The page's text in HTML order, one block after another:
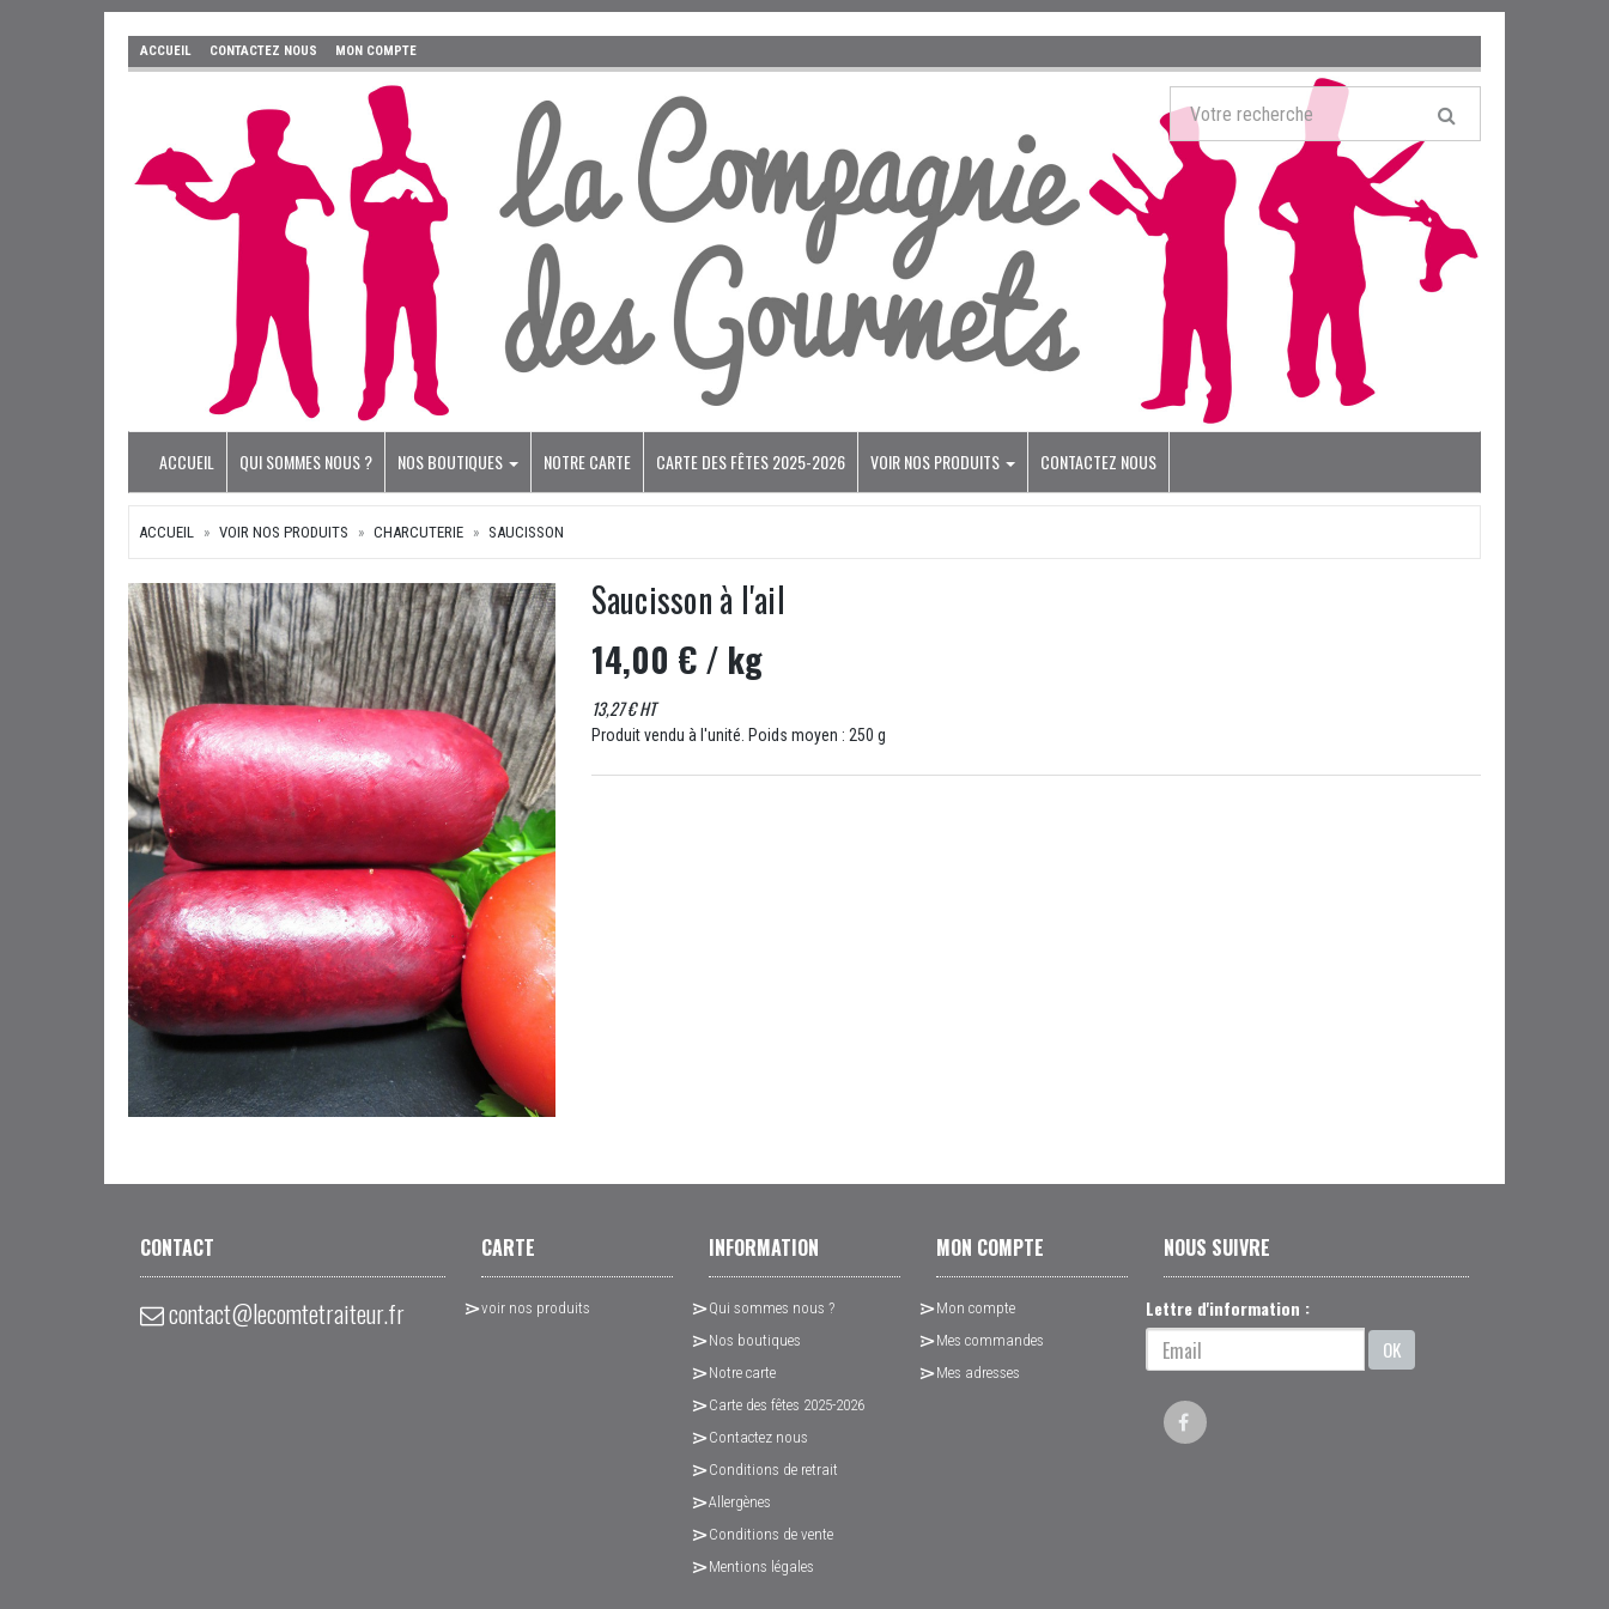
ACCUEIL CONTACTEZ NOUS MON COMPTE
ACCUEIL QUI SOMMES NOUS ? NOS BOUTIQUES NOTRE CARTE CARTE DES FÊTES 2025-2026 VOIR NOS PRODUITS CONTACTEZ NOUS
ACCUEIL VOIR NOS PRODUITS CHARCUTERIE SAUCISSON
Saucisson à l'ail
14,00 €/ kg
13,27 € HT
Produit vendu à l'unité. Poids moyen : 250 g
CONTACT
contact@lecomtetraiteur.fr
CARTE
voir nos produits
INFORMATION
Qui sommes nous ?
Nos boutiques
Notre carte
Carte des fêtes 2025-2026
Contactez nous
Conditions de retrait
Allergènes
Conditions de vente
Mentions légales
MON COMPTE
Mon compte
Mes commandes
Mes adresses
NOUS SUIVRE
Lettre d'information :
OK